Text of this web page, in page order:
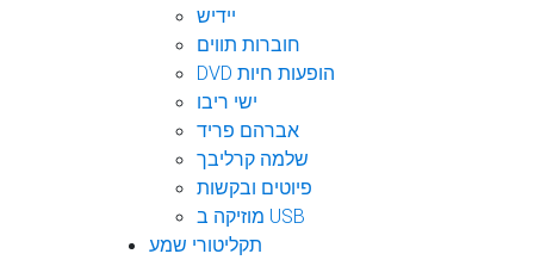
יידיש
חוברות תווים
DVD הופעות חיות
ישי ריבו
אברהם פריד
שלמה קרליבך
פיוטים ובקשות
מוזיקה ב USB
תקליטורי שמע